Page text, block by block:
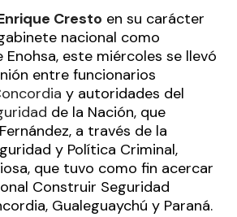
Cresto en su carácter
nacional como
este miércoles se llevó
entre funcionarios
y autoridades del
de la Nación, que
a través de la
y Política Criminal,
que tuvo como fin acercar
Construir Seguridad
Gualeguaychú y Paraná.